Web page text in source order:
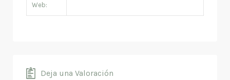
Web:
Deja una Valoración